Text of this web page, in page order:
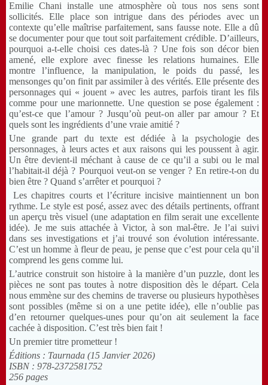
Emilie Chani installe une atmosphère où tous nos sens sont
sollicités. Elle place son intrigue dans des périodes avec un
contexte qu’elle maîtrise parfaitement, sans fausse note. Elle a dû
se documenter pour que tout soit parfaitement crédible. D’ailleurs,
pourquoi a-t-elle choisi ces dates-là ? Une fois son décor bien
amené, elle explore avec finesse les relations humaines. Elle
montre l’influence, la manipulation, le poids du passé, les
mensonges qu’on finit par assimiler à des vérités. Elle présente des
personnages qui « jouent » avec les autres, parfois tirant les fils
comme pour une marionnette. Une question se pose également :
qu’est-ce que l’amour ? Jusqu’où peut-on aller par amour ? Et
quels sont les ingrédients d’une vraie amitié ?
Une grande part du texte est dédiée à la psychologie des
personnages, à leurs actes et aux raisons qui les poussent à agir.
Un être devient-il méchant à cause de ce qu’il a subi ou le mal
l’habitait-il déjà ? Pourquoi veut-on se venger ? En retire-t-on du
bien être ? Quand s’arrêter et pourquoi ?
Les chapitres courts et l’écriture incisive maintiennent un bon
rythme. Le style est posé, assez avec des détails pertinents, offrant
un aperçu très visuel (une adaptation en film serait une excellente
idée). Je me suis attachée à Victor, à son mal-être. Je l’ai suivi
dans ses investigations et j’ai trouvé son évolution intéressante.
C’est un homme à fleur de peau, je pense que c’est pour cela qu’il
comprend les gens comme lui.
L’autrice construit son histoire à la manière d’un puzzle, dont les
pièces ne sont pas toutes à notre disposition dès le départ. Cela
nous emmène sur des chemins de traverse ou plusieurs hypothèses
sont possibles (même si on a une petite idée), elle n’oublie pas
d’en retourner quelques-unes pour qu’on ait seulement la face
cachée à disposition. C’est très bien fait !
Un premier titre prometteur !
Éditions : Taurnada (15 Janvier 2026)
ISBN : 978-2372581752
256 pages